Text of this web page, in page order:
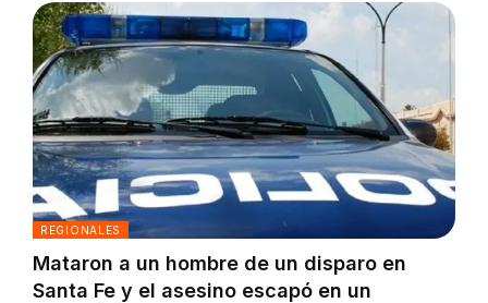
REGIONALES
Mataron a un hombre de un disparo en
Santa Fe y el asesino escapó en un